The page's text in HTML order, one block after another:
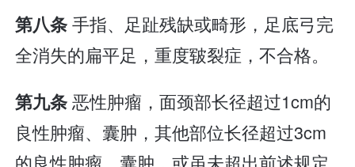
第八条手指、足趾残缺或畸形，足底弓完
全消失的扁平足，重度皲裂症，不合格。
第九条恶性肿瘤，面颈部长径超过1cm的
良性肿瘤、囊肿，其他部位长径超过3cm